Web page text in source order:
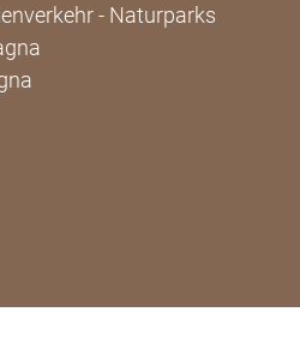
- Naturparks
Cammini Emilia-Romagna
von Cammini Emilia-
von Cammini Emilia-
Instagram von Cammini